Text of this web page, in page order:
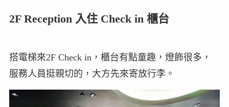
2F Reception 入住 Check in 櫃台
搭電梯來2F Check in，櫃台有點童趣，燈飾很多，
服務人員挺親切的，大方先來寄放行李。